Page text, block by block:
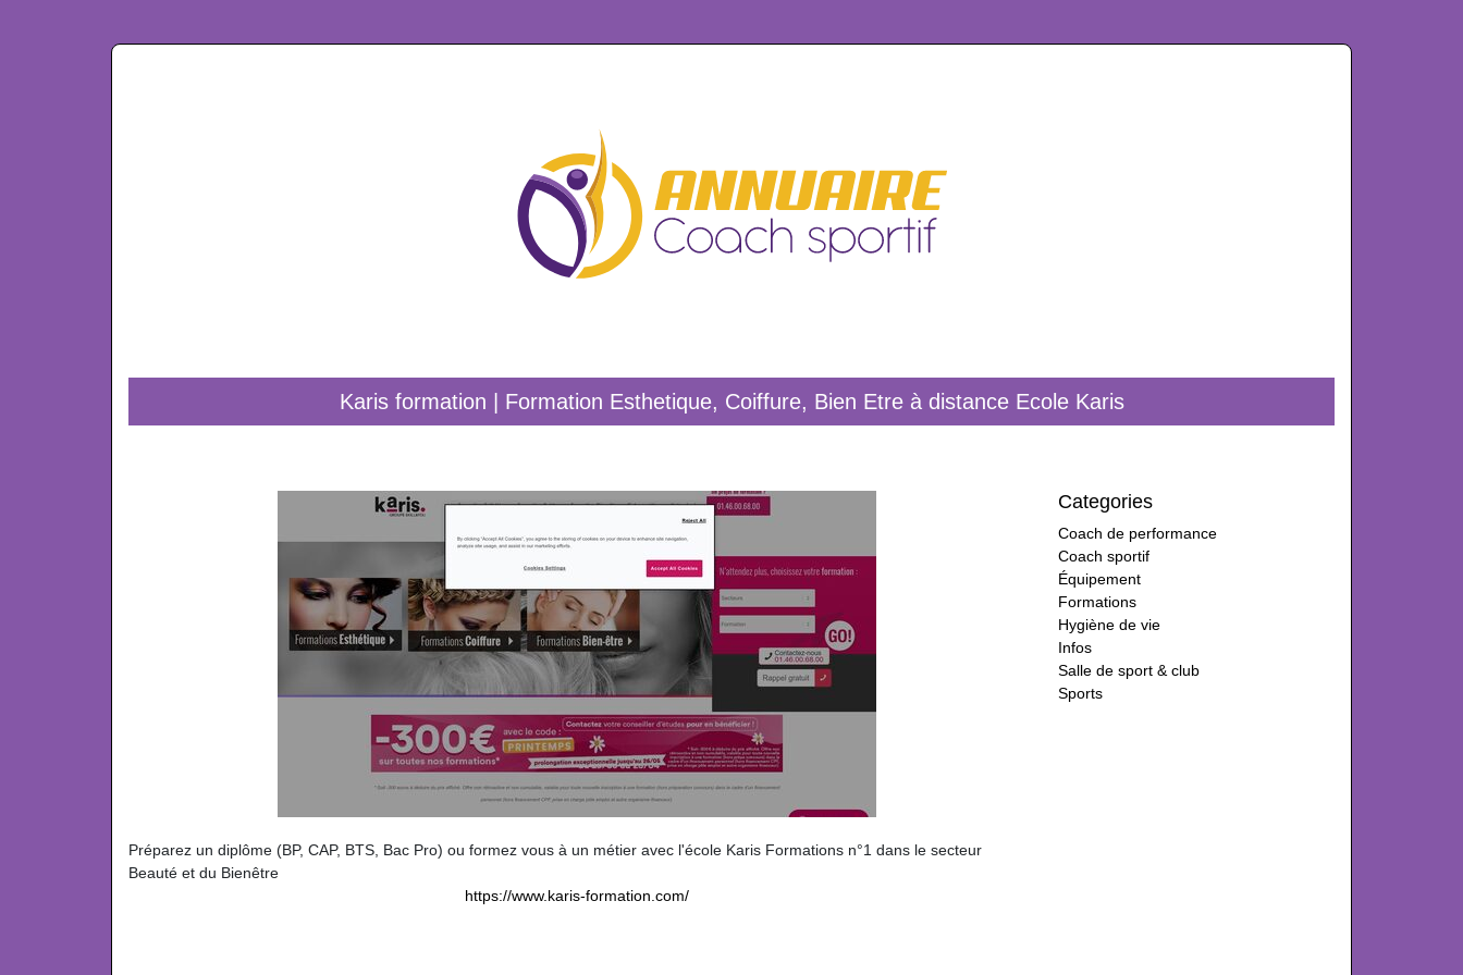
Karis formation | Formation Esthetique, Coiffure, Bien Etre à distance Ecole Karis
Préparez un diplôme (BP, CAP, BTS, Bac Pro) ou formez vous à un métier avec l'école Karis Formations n°1 dans le secteur
Beauté et du Bienêtre
https://www.karis-formation.com/
Categories
Coach de performance
Coach sportif
Équipement
Formations
Hygiène de vie
Infos
Salle de sport & club
Sports